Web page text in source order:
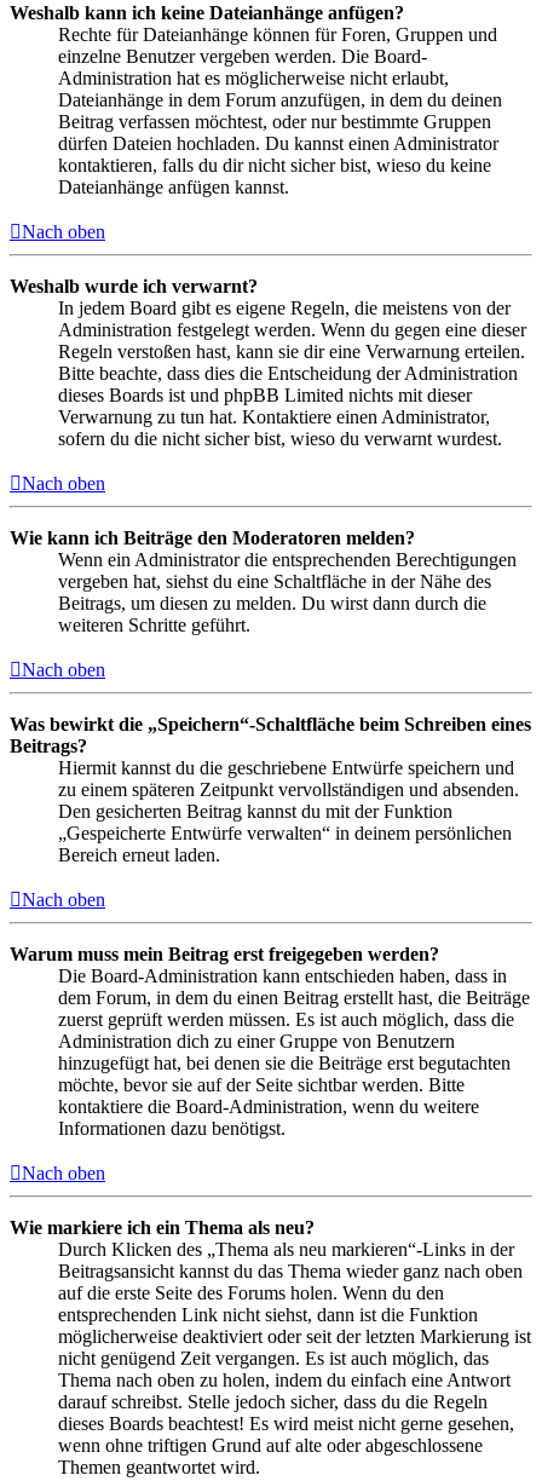
Weshalb kann ich keine Dateianhänge anfügen?
Rechte für Dateianhänge können für Foren, Gruppen und
einzelne Benutzer vergeben werden. Die Board-
Administration hat es möglicherweise nicht erlaubt,
Dateianhänge in dem Forum anzufügen, in dem du deinen
Beitrag verfassen möchtest, oder nur bestimmte Gruppen
dürfen Dateien hochladen. Du kannst einen Administrator
kontaktieren, falls du dir nicht sicher bist, wieso du keine
Dateianhänge anfügen kannst.
Nach oben
Weshalb wurde ich verwarnt?
In jedem Board gibt es eigene Regeln, die meistens von der
Administration festgelegt werden. Wenn du gegen eine dieser
Regeln verstoßen hast, kann sie dir eine Verwarnung erteilen.
Bitte beachte, dass dies die Entscheidung der Administration
dieses Boards ist und phpBB Limited nichts mit dieser
Verwarnung zu tun hat. Kontaktiere einen Administrator,
sofern du die nicht sicher bist, wieso du verwarnt wurdest.
Nach oben
Wie kann ich Beiträge den Moderatoren melden?
Wenn ein Administrator die entsprechenden Berechtigungen
vergeben hat, siehst du eine Schaltfläche in der Nähe des
Beitrags, um diesen zu melden. Du wirst dann durch die
weiteren Schritte geführt.
Nach oben
Was bewirkt die „Speichern“-Schaltfläche beim Schreiben eines
Beitrags?
Hiermit kannst du die geschriebene Entwürfe speichern und
zu einem späteren Zeitpunkt vervollständigen und absenden.
Den gesicherten Beitrag kannst du mit der Funktion
„Gespeicherte Entwürfe verwalten“ in deinem persönlichen
Bereich erneut laden.
Nach oben
Warum muss mein Beitrag erst freigegeben werden?
Die Board-Administration kann entschieden haben, dass in
dem Forum, in dem du einen Beitrag erstellt hast, die Beiträge
zuerst geprüft werden müssen. Es ist auch möglich, dass die
Administration dich zu einer Gruppe von Benutzern
hinzugefügt hat, bei denen sie die Beiträge erst begutachten
möchte, bevor sie auf der Seite sichtbar werden. Bitte
kontaktiere die Board-Administration, wenn du weitere
Informationen dazu benötigst.
Nach oben
Wie markiere ich ein Thema als neu?
Durch Klicken des „Thema als neu markieren“-Links in der
Beitragsansicht kannst du das Thema wieder ganz nach oben
auf die erste Seite des Forums holen. Wenn du den
entsprechenden Link nicht siehst, dann ist die Funktion
möglicherweise deaktiviert oder seit der letzten Markierung ist
nicht genügend Zeit vergangen. Es ist auch möglich, das
Thema nach oben zu holen, indem du einfach eine Antwort
darauf schreibst. Stelle jedoch sicher, dass du die Regeln
dieses Boards beachtest! Es wird meist nicht gerne gesehen,
wenn ohne triftigen Grund auf alte oder abgeschlossene
Themen geantwortet wird.